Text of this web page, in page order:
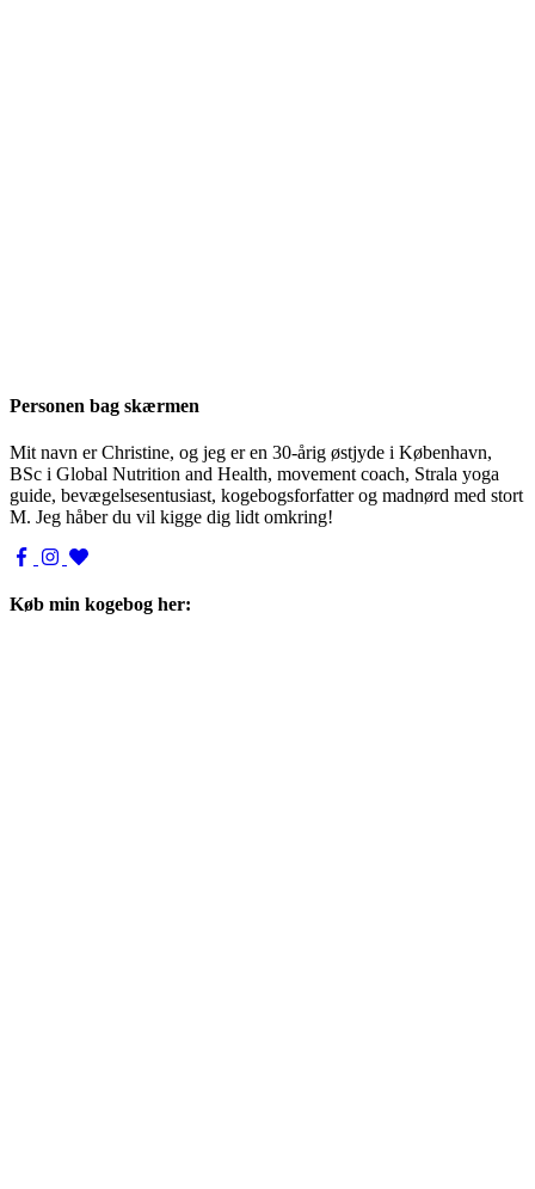
Personen bag skærmen
Mit navn er Christine, og jeg er en 30-årig østjyde i København,
BSc i Global Nutrition and Health, movement coach, Strala yoga
guide, bevægelsesentusiast, kogebogsforfatter og madnørd med stort
M. Jeg håber du vil kigge dig lidt omkring!
Køb min kogebog her: